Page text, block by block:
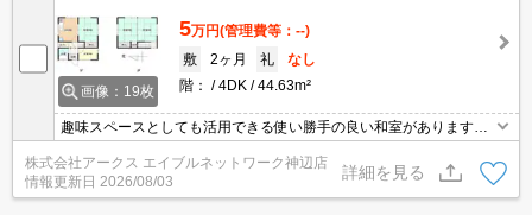
画像：19枚
5万円(管理費等：--)
敷
2ヶ月 礼
なし
階：
4DK 44.63m²
趣味スペースとしても活用できる使い勝手の良い和室があります。
礼金不要の一戸建ては気軽に引っ越せるメリットがあります。ペッ
トを育てている方にもうれしい、ペット相談可の物件です。段でわ
かれた押し入れがあります。ペット相談可の一戸建てで大切なペッ
トと仲良く生活しましょう。
株式会社アークス エイブルネットワーク神辺店
情報更新日 2026/08/03
詳細を見る